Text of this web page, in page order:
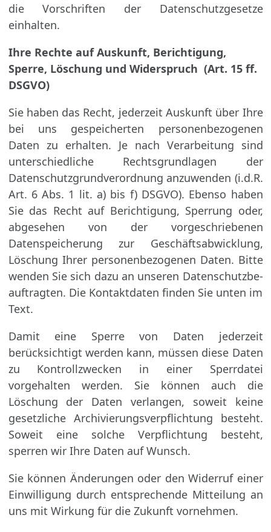
die Vorschriften der Datenschutzgesetze
einhalten.
Ihre Rechte auf Auskunft, Berichtigung,
Sperre, Löschung und Widerspruch (Art. 15 ff.
DSGVO)
Sie haben das Recht, jederzeit Auskunft über Ihre
bei uns gespeicherten personenbezogenen
Daten zu erhalten. Je nach Verarbeitung sind
unterschiedliche Rechtsgrundlagen der
Datenschutzgrundverordnung anzuwenden (i.d.R.
Art. 6 Abs. 1 lit. a) bis f) DSGVO). Ebenso haben
Sie das Recht auf Berichtigung, Sperrung oder,
abgesehen von der vorgeschriebenen
Datenspeicherung zur Geschäftsabwicklung,
Löschung Ihrer personenbezogenen Daten. Bitte
wenden Sie sich dazu an unseren Datenschutz­be­
auf­tragten. Die Kontaktdaten finden Sie unten im
Text.
Damit eine Sperre von Daten jederzeit
berücksichtigt werden kann, müssen diese Daten
zu Kontrollzwecken in einer Sperrdatei
vorgehalten werden. Sie können auch die
Löschung der Daten verlangen, soweit keine
gesetzliche Archivierungsverpflichtung besteht.
Soweit eine solche Verpflichtung besteht,
sperren wir Ihre Daten auf Wunsch.
Sie können Änderungen oder den Widerruf einer
Einwilligung durch entsprechende Mit­teilung an
uns mit Wirkung für die Zukunft vornehmen.